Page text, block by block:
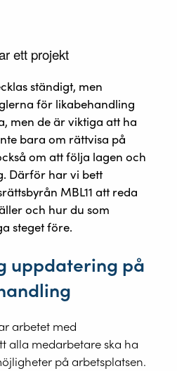
ständigt, men
för likabehandling
men de är viktiga att ha
bara om rättvisa på
om att följa lagen och
Därför har vi bett
MBL11 att reda
och hur du som
steget före.
uppdatering på
arbetet med
alla medarbetare ska ha
på arbetsplatsen.